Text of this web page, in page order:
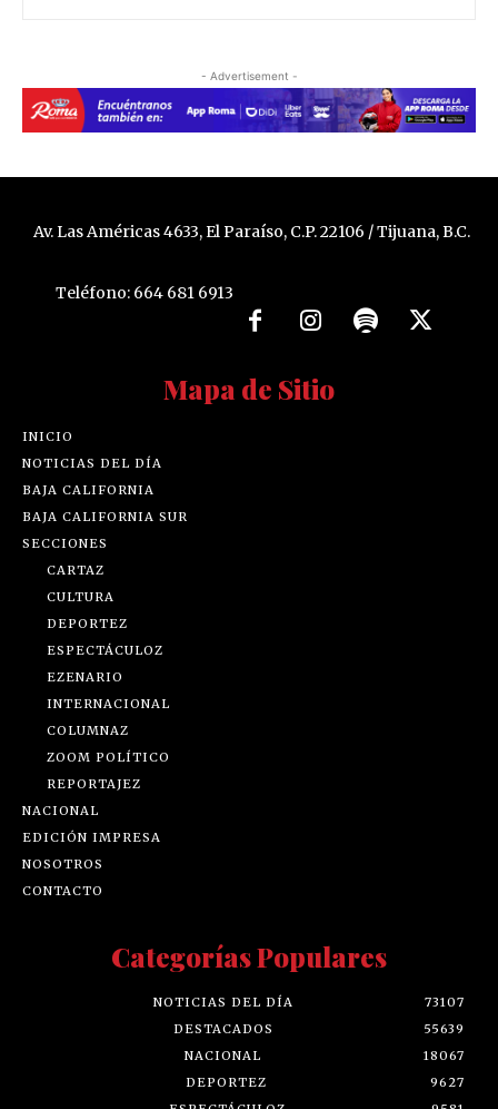
- Advertisement -
Av. Las Américas 4633, El Paraíso, C.P. 22106 / Tijuana, B.C.
Teléfono: 664 681 6913
Mapa de Sitio
INICIO
NOTICIAS DEL DÍA
BAJA CALIFORNIA
BAJA CALIFORNIA SUR
SECCIONES
CARTAZ
CULTURA
DEPORTEZ
ESPECTÁCULOZ
EZENARIO
INTERNACIONAL
COLUMNAZ
ZOOM POLÍTICO
REPORTAJEZ
NACIONAL
EDICIÓN IMPRESA
NOSOTROS
CONTACTO
Categorías Populares
NOTICIAS DEL DÍA
73107
DESTACADOS
55639
NACIONAL
18067
DEPORTEZ
9627